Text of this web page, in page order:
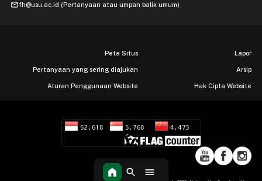
mailfh@usu.ac.id (Pertanyaan atau umpan balik umum)
Peta Situs Lapor
Pertanyaan yang sering diajukan Arsip
Aturan Penggunaan Website Hak Cipta Website